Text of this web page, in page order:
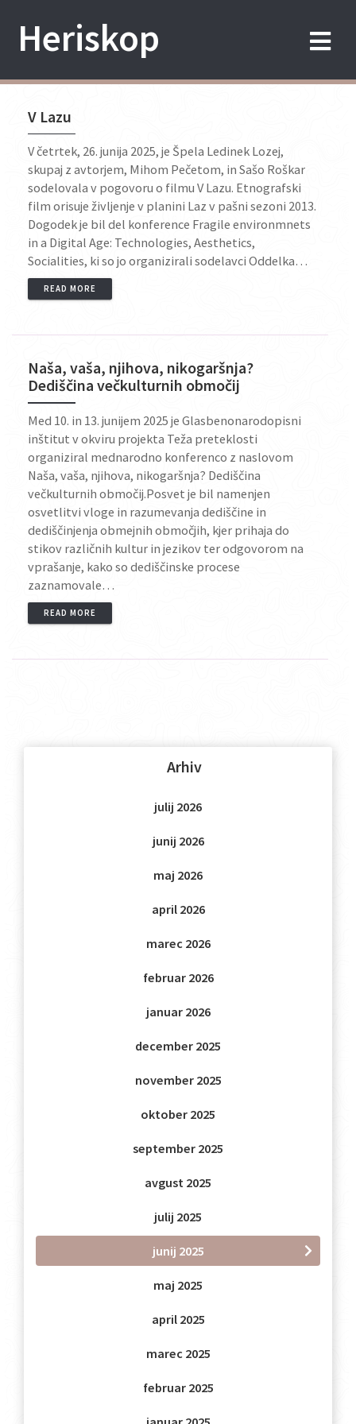
Heriskop
V Lazu
V četrtek, 26. junija 2025, je Špela Ledinek Lozej,
skupaj z avtorjem, Mihom Pečetom, in Sašo Roškar
sodelovala v pogovoru o filmu V Lazu. Etnografski
film orisuje življenje v planini Laz v pašni sezoni 2013.
Dogodek je bil del konference Fragile environmnets
in a Digital Age: Technologies, Aesthetics,
Socialities, ki so jo organizirali sodelavci Oddelka…
READ MORE
Naša, vaša, njihova, nikogaršnja?
Dediščina večkulturnih območij
Med 10. in 13. junijem 2025 je Glasbenonarodopisni
inštitut v okviru projekta Teža preteklosti
organiziral mednarodno konferenco z naslovom
Naša, vaša, njihova, nikogaršnja? Dediščina
večkulturnih območij.Posvet je bil namenjen
osvetlitvi vloge in razumevanja dediščine in
dediščinjenja obmejnih območjih, kjer prihaja do
stikov različnih kultur in jezikov ter odgovorom na
vprašanje, kako so dediščinske procese
zaznamovale…
READ MORE
Arhiv
julij 2026
junij 2026
maj 2026
april 2026
marec 2026
februar 2026
januar 2026
december 2025
november 2025
oktober 2025
september 2025
avgust 2025
julij 2025
junij 2025
maj 2025
april 2025
marec 2025
februar 2025